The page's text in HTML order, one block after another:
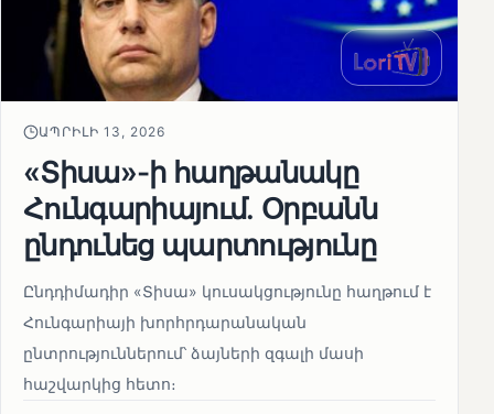
ԱՊՐԻԼԻ 13, 2026
«Տիսա»-ի հաղթանակը
Հունգարիայում․ Օրբանն
ընդունեց պարտությունը
Ընդդիմադիր «Տիսա» կուսակցությունը հաղթում է
Հունգարիայի խորհրդարանական
ընտրություններում՝ ձայների զգալի մասի
հաշվարկից հետո։